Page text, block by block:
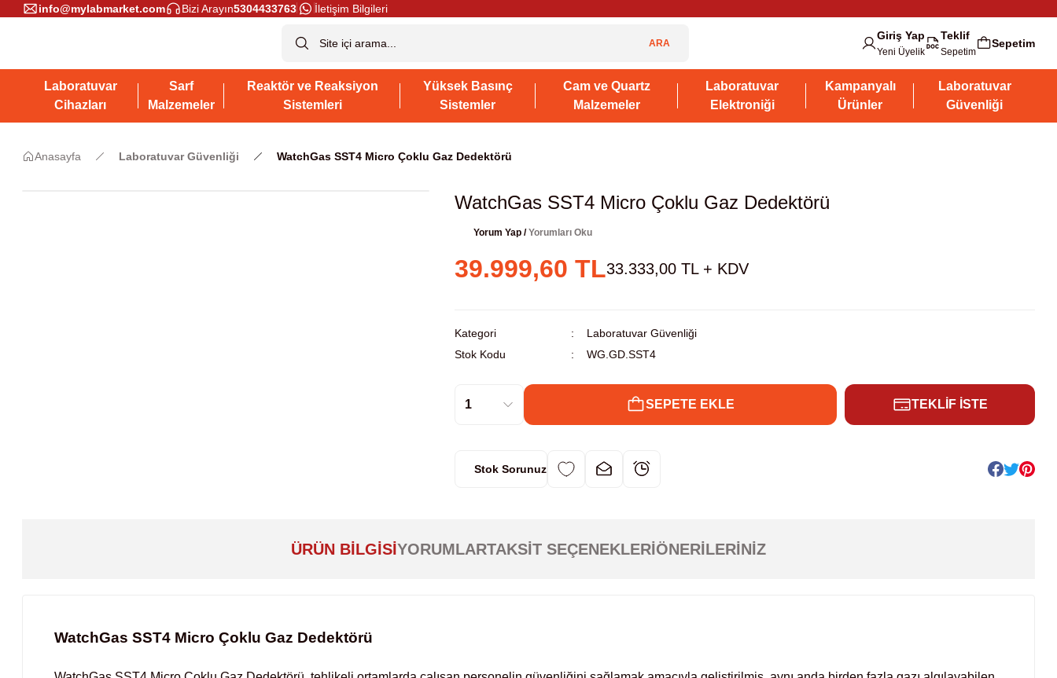
info@mylabmarket.com Bizi Arayın5304433763 İletişim Bilgileri
ARA
Giriş Yap
Yeni Üyelik
Teklif
Sepetim
Sepetim
Laboratuvar
Cihazları
Sarf
Malzemeler
Reaktör ve Reaksiyon
Sistemleri
Yüksek Basınç
Sistemler
Cam ve Quartz
Malzemeler
Laboratuvar
Elektroniği
Kampanyalı
Ürünler
Laboratuvar
Güvenliği
Anasayfa Laboratuvar Güvenliği WatchGas SST4 Micro Çoklu Gaz Dedektörü
WatchGas SST4 Micro Çoklu Gaz Dedektörü
Yorum Yap /Yorumları Oku
39.999,60 TL33.333,00 TL + KDV
Kategori
Laboratuvar Güvenliği
Stok Kodu
WG.GD.SST4
SEPETE EKLE TEKLİF İSTE
Stok Sorunuz
ÜRÜN BILGISIYORUMLARTAKSIT SEÇENEKLERIÖNERILERINIZ
WatchGas SST4 Micro Çoklu Gaz Dedektörü